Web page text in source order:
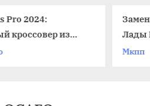
Замена масла в коробке
Лады Калины 2
Мкпп